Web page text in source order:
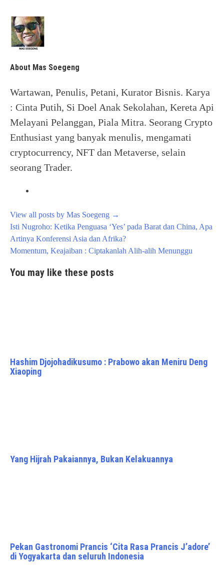
About Mas Soegeng
Wartawan, Penulis, Petani, Kurator Bisnis. Karya
: Cinta Putih, Si Doel Anak Sekolahan, Kereta Api
Melayani Pelanggan, Piala Mitra. Seorang Crypto
Enthusiast yang banyak menulis, mengamati
cryptocurrency, NFT dan Metaverse, selain
seorang Trader.
View all posts by Mas Soegeng →
Post
navigation
Isti Nugroho: Ketika Penguasa ‘Yes’ pada Barat dan China, Apa
Artinya Konferensi Asia dan Afrika?
Momentum, Keajaiban : Ciptakanlah Alih-alih Menunggu
You may like these posts
Hashim Djojohadikusumo : Prabowo akan Meniru Deng
Xiaoping
Yang Hijrah Pakaiannya, Bukan Kelakuannya
Pekan Gastronomi Prancis ‘Cita Rasa Prancis J’adore’
di Yogyakarta dan seluruh Indonesia